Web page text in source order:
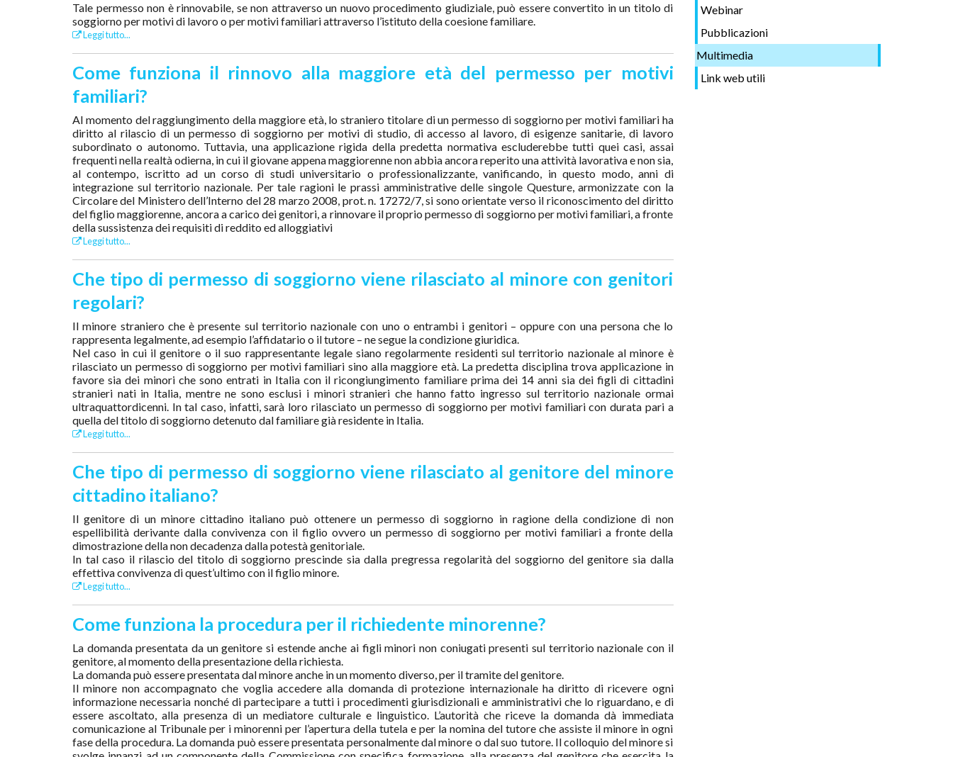
Tale permesso non è rinnovabile, se non attraverso un nuovo procedimento giudiziale, può essere convertito in un titolo di
soggiorno per motivi di lavoro o per motivi familiari attraverso l’istituto della coesione familiare.
Leggi tutto...
Come funziona il rinnovo alla maggiore età del permesso per motivi
familiari?
Al momento del raggiungimento della maggiore età, lo straniero titolare di un permesso di soggiorno per motivi familiari ha
diritto al rilascio di un permesso di soggiorno per motivi di studio, di accesso al lavoro, di esigenze sanitarie, di lavoro
subordinato o autonomo. Tuttavia, una applicazione rigida della predetta normativa escluderebbe tutti quei casi, assai
frequenti nella realtà odierna, in cui il giovane appena maggiorenne non abbia ancora reperito una attività lavorativa e non sia,
al contempo, iscritto ad un corso di studi universitario o professionalizzante, vanificando, in questo modo, anni di
integrazione sul territorio nazionale. Per tale ragioni le prassi amministrative delle singole Questure, armonizzate con la
Circolare del Ministero dell’Interno del 28 marzo 2008, prot. n. 17272/7, si sono orientate verso il riconoscimento del diritto
del figlio maggiorenne, ancora a carico dei genitori, a rinnovare il proprio permesso di soggiorno per motivi familiari, a fronte
della sussistenza dei requisiti di reddito ed alloggiativi
Leggi tutto...
Che tipo di permesso di soggiorno viene rilasciato al minore con genitori
regolari?
Il minore straniero che è presente sul territorio nazionale con uno o entrambi i genitori – oppure con una persona che lo
rappresenta legalmente, ad esempio l’affidatario o il tutore – ne segue la condizione giuridica.
Nel caso in cui il genitore o il suo rappresentante legale siano regolarmente residenti sul territorio nazionale al minore è
rilasciato un permesso di soggiorno per motivi familiari sino alla maggiore età. La predetta disciplina trova applicazione in
favore sia dei minori che sono entrati in Italia con il ricongiungimento familiare prima dei 14 anni sia dei figli di cittadini
stranieri nati in Italia, mentre ne sono esclusi i minori stranieri che hanno fatto ingresso sul territorio nazionale ormai
ultraquattordicenni. In tal caso, infatti, sarà loro rilasciato un permesso di soggiorno per motivi familiari con durata pari a
quella del titolo di soggiorno detenuto dal familiare già residente in Italia.
Leggi tutto...
Che tipo di permesso di soggiorno viene rilasciato al genitore del minore
cittadino italiano?
Il genitore di un minore cittadino italiano può ottenere un permesso di soggiorno in ragione della condizione di non
espellibilità derivante dalla convivenza con il figlio ovvero un permesso di soggiorno per motivi familiari a fronte della
dimostrazione della non decadenza dalla potestà genitoriale.
In tal caso il rilascio del titolo di soggiorno prescinde sia dalla pregressa regolarità del soggiorno del genitore sia dalla
effettiva convivenza di quest’ultimo con il figlio minore.
Leggi tutto...
Come funziona la procedura per il richiedente minorenne?
La domanda presentata da un genitore si estende anche ai figli minori non coniugati presenti sul territorio nazionale con il
genitore, al momento della presentazione della richiesta.
La domanda può essere presentata dal minore anche in un momento diverso, per il tramite del genitore.
Il minore non accompagnato che voglia accedere alla domanda di protezione internazionale ha diritto di ricevere ogni
informazione necessaria nonché di partecipare a tutti i procedimenti giurisdizionali e amministrativi che lo riguardano, e di
essere ascoltato, alla presenza di un mediatore culturale e linguistico. L’autorità che riceve la domanda dà immediata
comunicazione al Tribunale per i minorenni per l’apertura della tutela e per la nomina del tutore che assiste il minore in ogni
fase della procedura. La domanda può essere presentata personalmente dal minore o dal suo tutore. Il colloquio del minore si
Webinar
Pubblicazioni
Multimedia
Link web utili